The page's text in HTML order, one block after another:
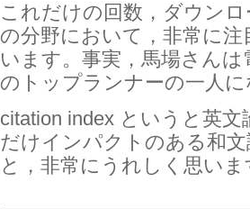
これだけの回数，ダウン
の分野において，非常に
います。事実，馬場さん
のトップランナーの一人
citation index というと英
だけインパクトのある和
と，非常にうれしく思いま